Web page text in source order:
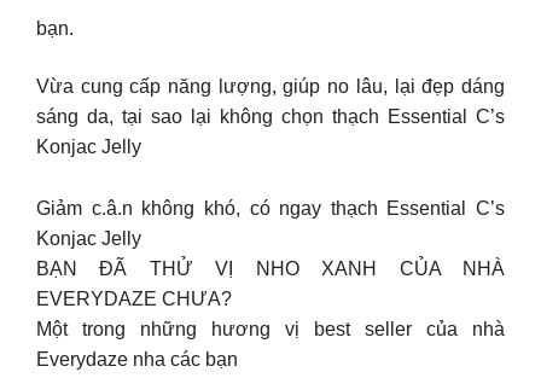
bạn.
Vừa cung cấp năng lượng, giúp no lâu, lại đẹp dáng
sáng da, tại sao lại không chọn thạch Essential C’s
Konjac Jelly
Giảm c.â.n không khó, có ngay thạch Essential C’s
Konjac Jelly
BẠN ĐÃ THỬ VỊ NHO XANH CỦA NHÀ
EVERYDAZE CHƯA?
Một trong những hương vị best seller của nhà
Everydaze nha các bạn